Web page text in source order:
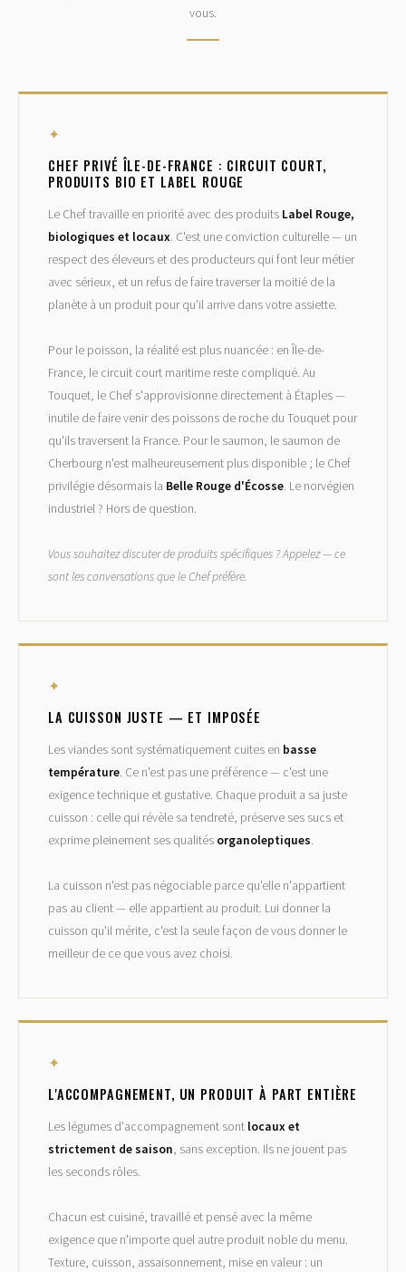
vous.
✦
CHEF PRIVÉ ÎLE-DE-FRANCE : CIRCUIT COURT,
PRODUITS BIO ET LABEL ROUGE
Le Chef travaille en priorité avec des produits Label Rouge,
biologiques et locaux. C'est une conviction culturelle — un
respect des éleveurs et des producteurs qui font leur métier
avec sérieux, et un refus de faire traverser la moitié de la
planète à un produit pour qu'il arrive dans votre assiette.
Pour le poisson, la réalité est plus nuancée : en Île-de-
France, le circuit court maritime reste compliqué. Au
Touquet, le Chef s'approvisionne directement à Étaples —
inutile de faire venir des poissons de roche du Touquet pour
qu'ils traversent la France. Pour le saumon, le saumon de
Cherbourg n'est malheureusement plus disponible ; le Chef
privilégie désormais la Belle Rouge d'Écosse. Le norvégien
industriel ? Hors de question.
Vous souhaitez discuter de produits spécifiques ? Appelez — ce
sont les conversations que le Chef préfère.
✦
LA CUISSON JUSTE — ET IMPOSÉE
Les viandes sont systématiquement cuites en basse
température. Ce n'est pas une préférence — c'est une
exigence technique et gustative. Chaque produit a sa juste
cuisson : celle qui révèle sa tendreté, préserve ses sucs et
exprime pleinement ses qualités organoleptiques.
La cuisson n'est pas négociable parce qu'elle n'appartient
pas au client — elle appartient au produit. Lui donner la
cuisson qu'il mérite, c'est la seule façon de vous donner le
meilleur de ce que vous avez choisi.
✦
L'ACCOMPAGNEMENT, UN PRODUIT À PART ENTIÈRE
Les légumes d'accompagnement sont locaux et
strictement de saison, sans exception. Ils ne jouent pas
les seconds rôles.
Chacun est cuisiné, travaillé et pensé avec la même
exigence que n'importe quel autre produit noble du menu.
Texture, cuisson, assaisonnement, mise en valeur : un